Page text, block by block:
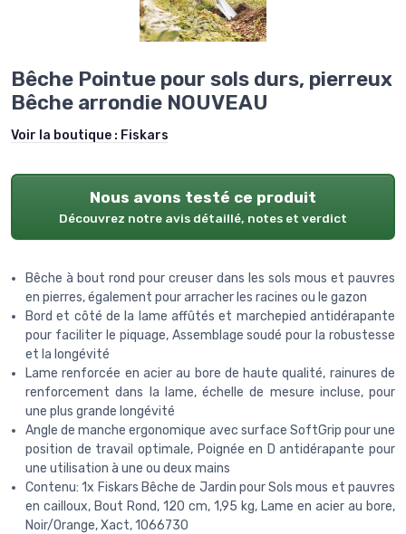
Bêche Pointue pour sols durs, pierreux
Bêche arrondie NOUVEAU
Voir la boutique : Fiskars
Nous avons testé ce produit
Découvrez notre avis détaillé, notes et verdict
Bêche à bout rond pour creuser dans les sols mous et pauvres
en pierres, également pour arracher les racines ou le gazon
Bord et côté de la lame affûtés et marchepied antidérapante
pour faciliter le piquage, Assemblage soudé pour la robustesse
et la longévité
Lame renforcée en acier au bore de haute qualité, rainures de
renforcement dans la lame, échelle de mesure incluse, pour
une plus grande longévité
Angle de manche ergonomique avec surface SoftGrip pour une
position de travail optimale, Poignée en D antidérapante pour
une utilisation à une ou deux mains
Contenu: 1x Fiskars Bêche de Jardin pour Sols mous et pauvres
en cailloux, Bout Rond, 120 cm, 1,95 kg, Lame en acier au bore,
Noir/Orange, Xact, 1066730